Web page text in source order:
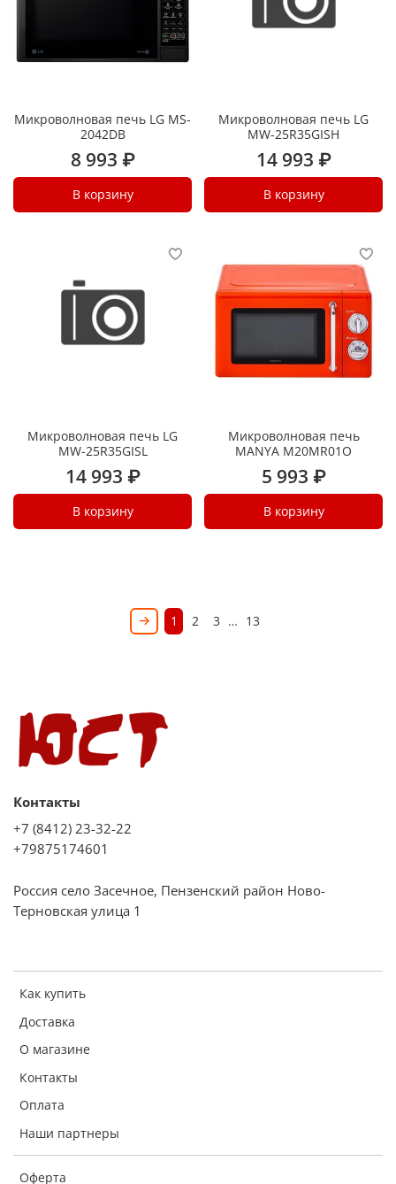
Микроволновая печь LG MS-
2042DB
8 993 ₽
В корзину
Микроволновая печь LG
MW-25R35GISH
14 993 ₽
В корзину
Микроволновая печь LG
MW-25R35GISL
14 993 ₽
В корзину
Микроволновая печь
MANYA M20MR01O
5 993 ₽
В корзину
1 2 3 … 13
Как купить
Доставка
О магазине
Контакты
Оплата
Наши партнеры
Оферта
Контакты
+7 (8412) 23-32-22
+79875174601
Россия село Засечное, Пензенский район Ново-
Терновская улица 1